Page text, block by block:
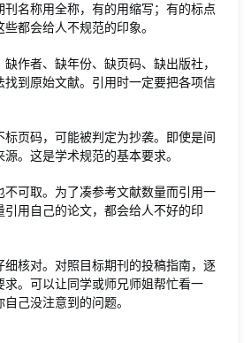
刊名称用全称，有的用缩写；有的标点
都会给人不规范的印象。
作者、缺年份、缺页码、缺出版社，
找到原始文献。引用时一定要把各项信
标页码，可能被判定为抄袭。即使是间
。这是学术规范的基本要求。
不可取。为了凑参考文献数量而引用一
用自己的论文，都会给人不好的印
核对。对照目标期刊的投稿指南，逐
求。可以让同学或师兄师姐帮忙看一
己没注意到的问题。